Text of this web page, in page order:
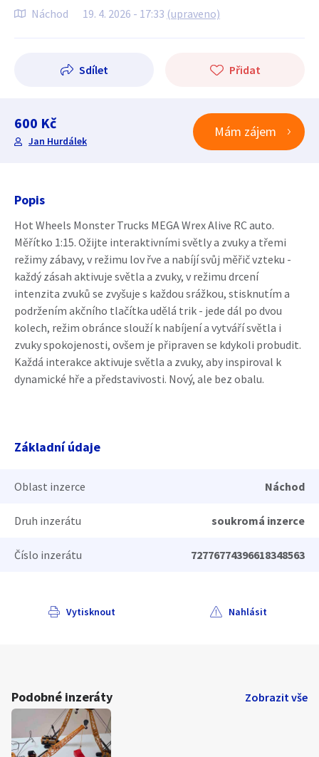
Náchod 19. 4. 2026 - 17:33 (upraveno)
Sdílet Přidat
600 Kč
Jan Hurdálek
Mám zájem
Popis
Hot Wheels Monster Trucks MEGA Wrex Alive RC auto.
Měřítko 1:15. Ožijte interaktivními světly a zvuky a třemi
režimy zábavy, v režimu lov řve a nabíjí svůj měřič vzteku -
každý zásah aktivuje světla a zvuky, v režimu drcení
intenzita zvuků se zvyšuje s každou srážkou, stisknutím a
podržením akčního tlačítka udělá trik - jede dál po dvou
kolech, režim obránce slouží k nabíjení a vytváří světla i
zvuky spokojenosti, ovšem je připraven se kdykoli probudit.
Každá interakce aktivuje světla a zvuky, aby inspiroval k
dynamické hře a představivosti. Nový, ale bez obalu.
Základní údaje
Oblast inzerce Náchod
Druh inzerátu soukromá inzerce
Číslo inzerátu 72776774396618348563
Vytisknout Nahlásit
Podobné inzeráty Zobrazit vše